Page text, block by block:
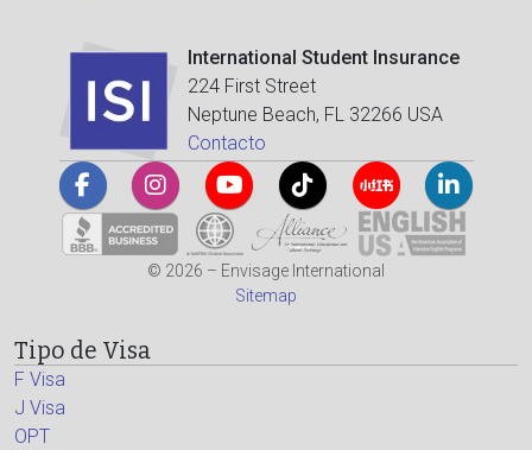
International Student Insurance
224 First Street
Neptune Beach, FL 32266 USA
Contacto
© 2026 – Envisage International
Sitemap
Tipo de Visa
F Visa
J Visa
OPT